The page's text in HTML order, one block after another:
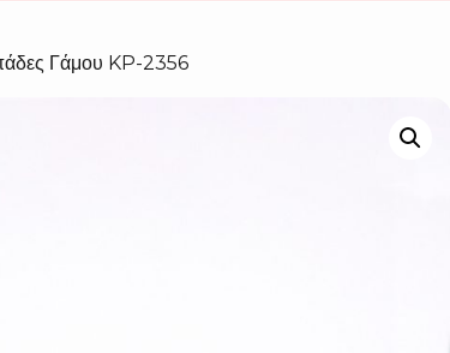
Γάμου KP-2356